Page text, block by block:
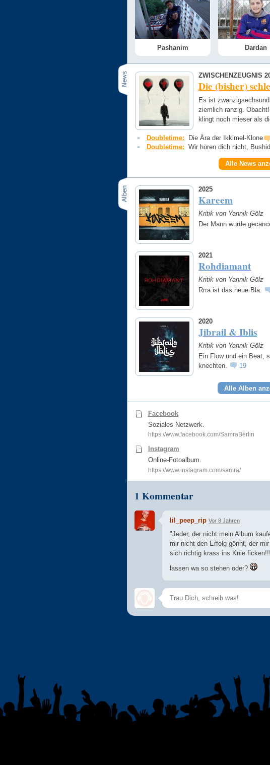
Pashanim Dardan
ZWISCHENZEUGNIS
Die (bisher)
Es ist
ziemlich ranzig.
klingt noch mieser als
Doubletime: Die Ära der Ikkimel-Klone
Doubletime: Wir hören dich nicht,
Alle News
2025
Kareem
Kritik von Yannik Gölz
Der Mann wurde
2021
Rohdiamant
Kritik von Yannik Gölz
Rrra ist das neue Bla.
2020
Jibrail & Iblis
Kritik von Yannik Gölz
Ein Flow und ein Beat,
knechten.
19
Alle Alben
Facebook
Soziales Netzwerk.
https://www.facebook.com/SamraBerlin
Instagram
Online-Fotoalbum.
https://www.instagram.com/samra/
1 Kommentar
lil_peep_rip Vor 8 Jahren
"Jeder, der nicht mein Album
mir nicht den Erfolg gönnt, der
sich richtig krass ins Knie
lassen wa so stehen oder?